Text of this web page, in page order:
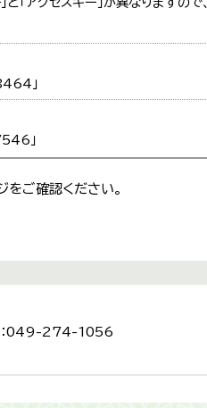
」
」
ご確認ください。
：049-274-1056